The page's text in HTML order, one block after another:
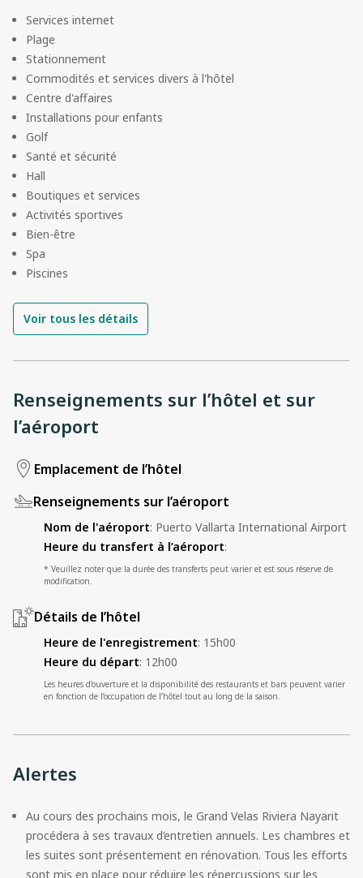
Services internet
Plage
Stationnement
Commodités et services divers à l'hôtel
Centre d'affaires
Installations pour enfants
Golf
Santé et sécurité
Hall
Boutiques et services
Activités sportives
Bien-être
Spa
Piscines
Voir tous les détails
Renseignements sur l’hôtel et sur
l’aéroport
Emplacement de l’hôtel
Renseignements sur l’aéroport
Nom de l'aéroport: Puerto Vallarta International Airport
Heure du transfert à l’aéroport:
* Veuillez noter que la durée des transferts peut varier et est sous réserve de
modification.
Détails de l’hôtel
Heure de l'enregistrement: 15h00
Heure du départ: 12h00
Les heures d’ouverture et la disponibilité des restaurants et bars peuvent varier
en fonction de l’occupation de l’hôtel tout au long de la saison.
Alertes
Au cours des prochains mois, le Grand Velas Riviera Nayarit
procédera à ses travaux d’entretien annuels. Les chambres et
les suites sont présentement en rénovation. Tous les efforts
sont mis en place pour réduire les répercussions sur les